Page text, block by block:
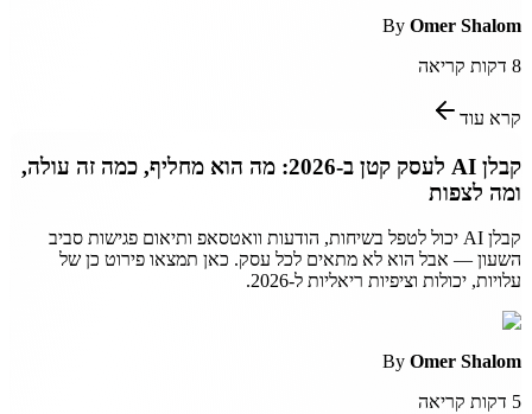
By Omer Shalom
8 דקות קריאה
קרא עוד
קבלן AI לעסק קטן ב-2026: מה הוא מחליף, כמה זה עולה,
ומה לצפות
קבלן AI יכול לטפל בשיחות, הודעות וואטסאפ ותיאום פגישות סביב
השעון — אבל הוא לא מתאים לכל עסק. כאן תמצאו פירוט כן של
עלויות, יכולות וציפיות ריאליות ל-2026.
By Omer Shalom
5 דקות קריאה